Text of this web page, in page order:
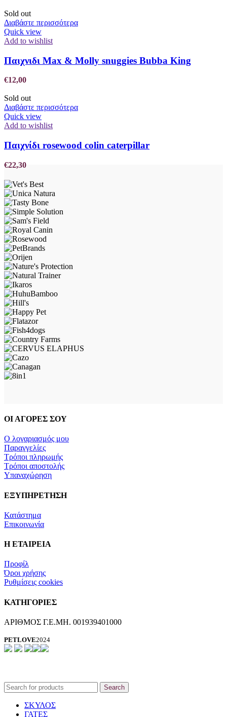
Sold out
Διαβάστε περισσότερα
Quick view
Add to wishlist
Παιχνιδι Max & Molly snuggies Bubba King
€12,00
Sold out
Διαβάστε περισσότερα
Quick view
Add to wishlist
Παιχνίδι rosewood colin caterpillar
€22,30
ΟΙ ΑΓΟΡΕΣ ΣΟΥ
Ο λογαριασμός μου
Παραγγελίες
Τρόποι πληρωμής
Τρόποι αποστολής
Υπαναχώρηση
ΕΞΥΠΗΡΕΤΗΣΗ
Κατάστημα
Επικοινωνία
Η ΕΤΑΙΡΕΙΑ
Προφίλ
Όροι χρήσης
Ρυθμίσεις cookies
ΚΑΤΗΓΟΡΙΕΣ
ΑΡΙΘΜΟΣ Γ.Ε.ΜΗ. 001939401000
PETLOVE2024
Search
ΣΚΥΛΟΣ
ΓΑΤΕΣ